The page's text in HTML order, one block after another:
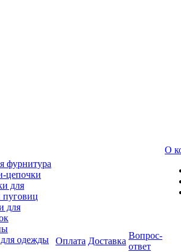
фурнитура
цепочки
для
пуговиц
для
одежды
Оплата Доставка
Вопрос-
ответ
О